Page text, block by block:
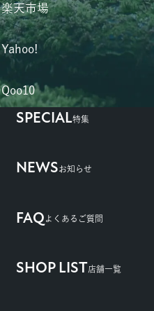
楽天市場
Yahoo!
Qoo10
SPECIAL特集
NEWSお知らせ
FAQ よくあるご質問
SHOP LIST店舗一覧